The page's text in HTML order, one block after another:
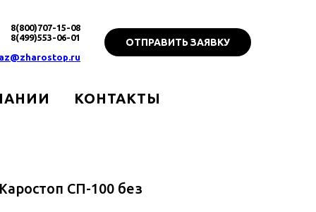
8(800)707-15-08
8(499)553-06-01
ОТПРАВИТЬ ЗАЯВКУ
КОНТАКТЫ
СП-100 без